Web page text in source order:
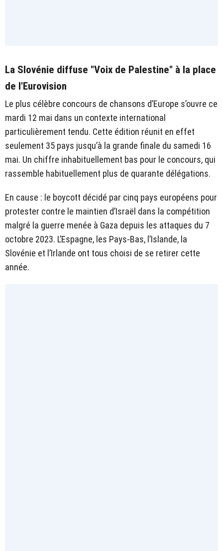
La Slovénie diffuse "Voix de Palestine" à la place
de l'Eurovision
Le plus célèbre concours de chansons d’Europe s’ouvre ce
mardi 12 mai dans un contexte international
particulièrement tendu. Cette édition réunit en effet
seulement 35 pays jusqu’à la grande finale du samedi 16
mai. Un chiffre inhabituellement bas pour le concours, qui
rassemble habituellement plus de quarante délégations.
En cause : le boycott décidé par cinq pays européens pour
protester contre le maintien d’Israël dans la compétition
malgré la guerre menée à Gaza depuis les attaques du 7
octobre 2023. L’Espagne, les Pays-Bas, l’Islande, la
Slovénie et l’Irlande ont tous choisi de se retirer cette
année.